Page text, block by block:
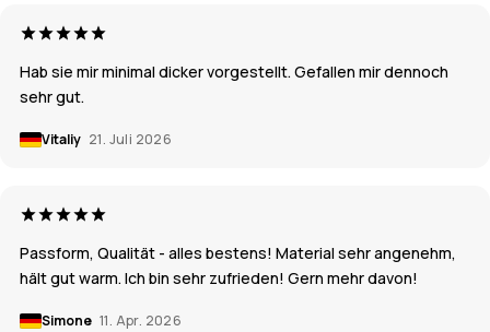
Hab sie mir minimal dicker vorgestellt. Gefallen mir dennoch
sehr gut.
Vitaliy 21. Juli 2026
Passform, Qualität - alles bestens! Material sehr angenehm,
hält gut warm. Ich bin sehr zufrieden! Gern mehr davon!
Simone 11. Apr. 2026